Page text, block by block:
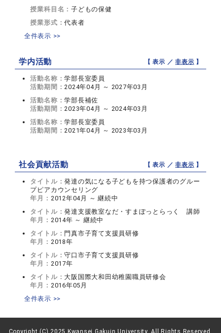
授業科目名：子どもの保健
授業形式：代表者
全件表示 >>
学内活動 【 表示 ／非表示 】
活動名称：学部長室委員
活動期間：2024年04月 ～ 2027年03月
活動名称：学部長補佐
活動期間：2023年04月 ～ 2024年03月
活動名称：学部長室委員
活動期間：2021年04月 ～ 2023年03月
社会貢献活動 【 表示 ／非表示 】
タイトル：発達の気になる子どもを持つ保護者のグルー
プピアカウンセリング
年月： 2012年04月 ～ 継続中
タイトル：発達支援教室なだ・すまぽっとらっく 講師
年月： 2014年 ～ 継続中
タイトル： 門真市子育て支援員研修
年月： 2018年
タイトル：守口市子育て支援員研修
年月： 2017年
タイトル： 大阪国際大和田幼稚園職員研修会
年月： 2016年05月
全件表示 >>
Copyright (C) 2025 Kwansei Gakuin University, All Rights Reserved.